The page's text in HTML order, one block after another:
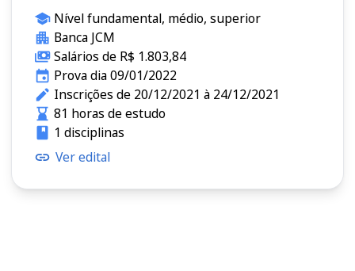
Nível fundamental, médio, superior
Banca JCM
Salários de R$ 1.803,84
Prova dia 09/01/2022
Inscrições de 20/12/2021 à 24/12/2021
81 horas de estudo
1 disciplinas
Ver edital